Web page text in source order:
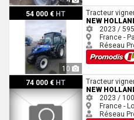
54 000 € HT
10
New Holland T4-100F
Tracteur
NEW
2023 /
France -
Réseau
74 000 € HT
New Holland T4.100 F
Tracteur
NEW
2023 /
France -
Réseau